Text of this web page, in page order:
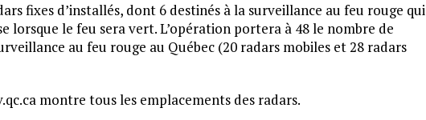
fixes d’installés, dont 6 destinés à la surveillance au feu rouge qui
lorsque le feu sera vert. L’opération portera à 48 le nombre de
au feu rouge au Québec (20 radars mobiles et 28 radars
montre tous les emplacements des radars.